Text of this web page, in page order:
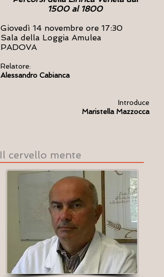
1500 al 1800
Giovedì 14 novembre ore 17:30
Sala della Loggia Amulea
PADOVA
Relatore:
Alessandro Cabianca
Introduce
Maristella Mazzocca
Il cervello mente